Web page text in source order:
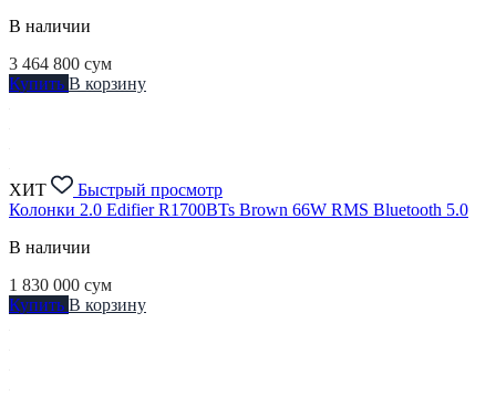
В наличии
3 464 800 сум
Купить В корзину
ХИТ
Быстрый просмотр
Колонки 2.0 Edifier R1700BTs Brown 66W RMS Bluetooth 5.0
В наличии
1 830 000 сум
Купить В корзину